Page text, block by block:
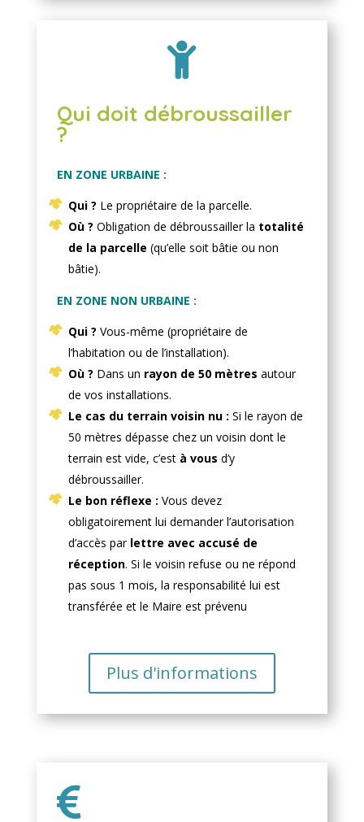

Qui doit débroussailler
?
EN ZONE URBAINE :
Qui ? Le propriétaire de la parcelle.
Où ? Obligation de débroussailler la totalité
de la parcelle (qu’elle soit bâtie ou non
bâtie).
EN ZONE NON URBAINE :
Qui ? Vous-même (propriétaire de
l’habitation ou de l’installation).
Où ? Dans un rayon de 50 mètres autour
de vos installations.
Le cas du terrain voisin nu : Si le rayon de
50 mètres dépasse chez un voisin dont le
terrain est vide, c’est à vous d’y
débroussailler.
Le bon réflexe : Vous devez
obligatoirement lui demander l’autorisation
d’accès par lettre avec accusé de
réception. Si le voisin refuse ou ne répond
pas sous 1 mois, la responsabilité lui est
transférée et le Maire est prévenu
Plus d'informations
